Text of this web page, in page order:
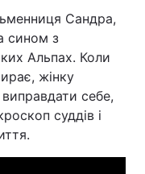
Сандра,
сином з
Альпах. Коли
жінку
себе,
суддів і